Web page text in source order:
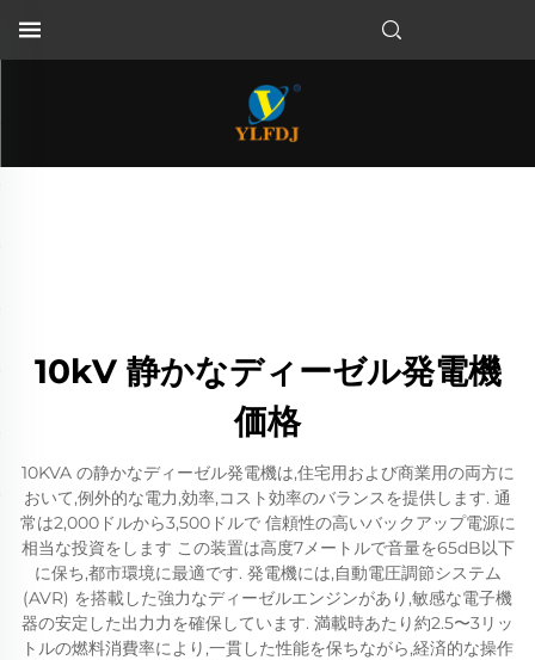
10kV 静かなディーゼル発電機
価格
10KVA の静かなディーゼル発電機は,住宅用および商業用の両方に
おいて,例外的な電力,効率,コスト効率のバランスを提供します. 通
常は2,000ドルから3,500ドルで 信頼性の高いバックアップ電源に
相当な投資をします この装置は高度7メートルで音量を65dB以下
に保ち,都市環境に最適です. 発電機には,自動電圧調節システム
(AVR) を搭載した強力なディーゼルエンジンがあり,敏感な電子機
器の安定した出力力を確保しています. 満載時あたり約2.5〜3リッ
トルの燃料消費率により,一貫した性能を保ちながら,経済的な操作